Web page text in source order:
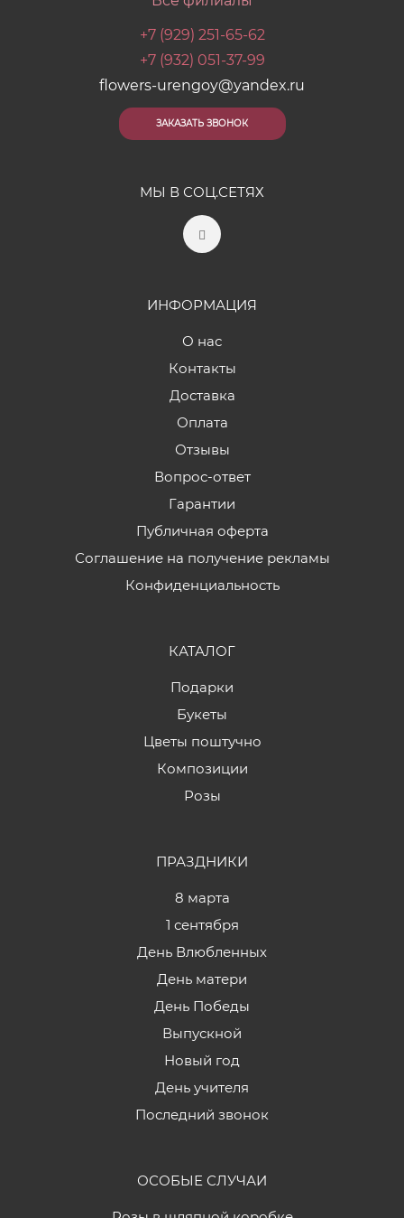
+7 (929) 251-65-62
+7 (932) 051-37-99
flowers-urengoy@yandex.ru
ЗАКАЗАТЬ ЗВОНОК
МЫ В СОЦ.СЕТЯХ
ИНФОРМАЦИЯ
О нас
Контакты
Доставка
Оплата
Отзывы
Вопрос-ответ
Гарантии
Публичная оферта
Соглашение на получение рекламы
Конфиденциальность
КАТАЛОГ
Подарки
Букеты
Цветы поштучно
Композиции
Розы
ПРАЗДНИКИ
8 марта
1 сентября
День Влюбленных
День матери
День Победы
Выпускной
Новый год
День учителя
Последний звонок
ОСОБЫЕ СЛУЧАИ